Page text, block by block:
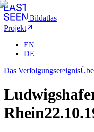
Bildatlas
Projekt
EN|
DE
Das Verfolgungsereignis
Rhein